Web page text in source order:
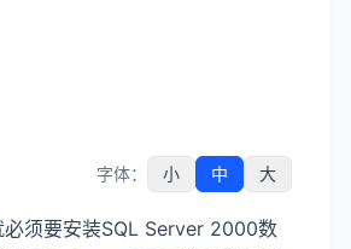
字体： 小 中 大
须要安装SQL Server 2000数